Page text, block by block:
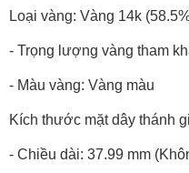
Loại vàng: Vàng 14k
- Trọng lượng vàng tham
- Màu vàng: Vàng màu
Kích thước mặt dây thánh
- Chiều dài: 37.99 mm